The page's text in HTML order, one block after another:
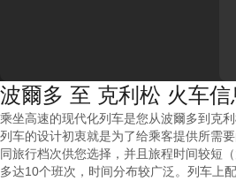
波爾多 至 克利松 火车信
乘坐高速的现代化列车是您从波爾多到克
列车的设计初衷就是为了给乘客提供所需
同旅行档次供您选择，并且旅程时间较短
多达10个班次，时间分布较广泛。列车上